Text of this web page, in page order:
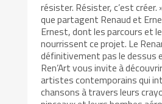
résister. Résister, c’est créer.
que partagent Renaud et
Ernest, dont les parcours et
nourrissent ce projet. Le
définitivement pas le dessus
Ren’Art vous invite à
artistes contemporains qui
chansons à travers leurs